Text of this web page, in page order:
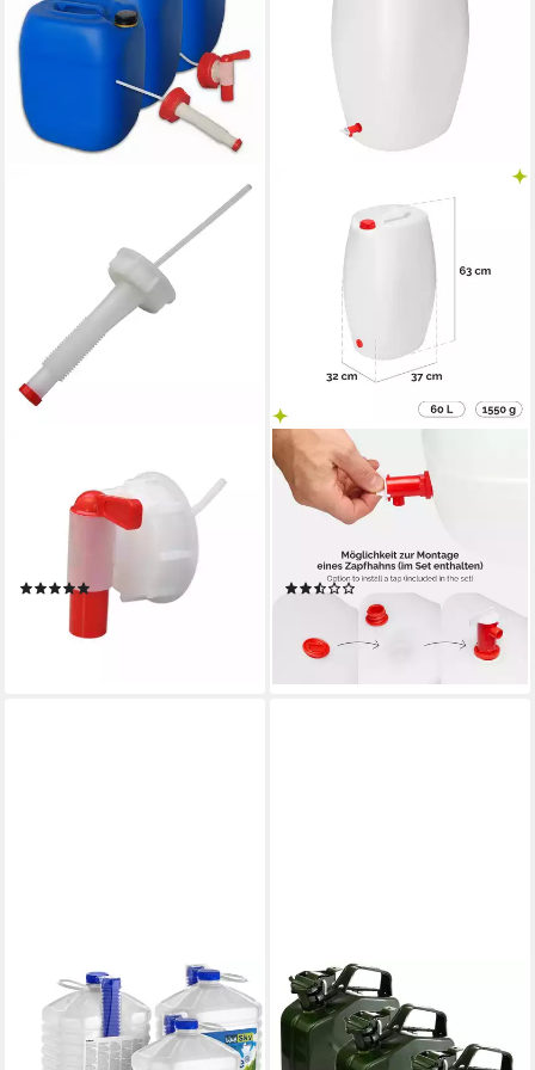
Kanister plasteo Set 3 x 30 L
Getränke- Wasserkanister mit
1 Hahn + 1 Ausgießer, 3
Kanister + Hahn + Ausgießer
(2)
41,99 €
lieferbar - in 3-4 Werktagen bei dir
GARRONDA
Kanister 60L Wasserkanister
mit Hahn BPA-frei Wassertank
St), BPA-Frei
UVP42,99 €
-30%
lieferbar - in 2-3 Werktagen bei dir